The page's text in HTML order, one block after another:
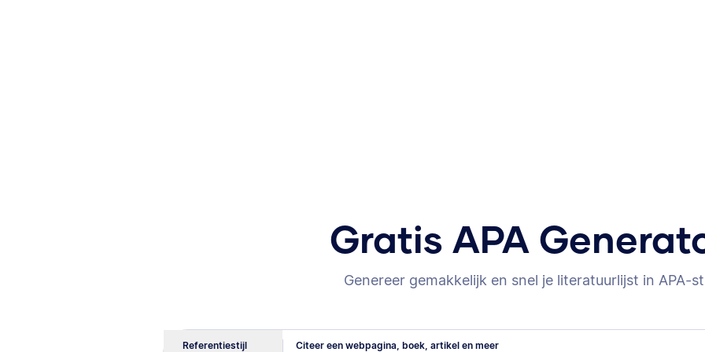
Gratis APA
Genereer gemakkelijk en snel je literatuurlijst in APA-
Citeer een webpagina, boek, artikel en meer
Referentiestijl